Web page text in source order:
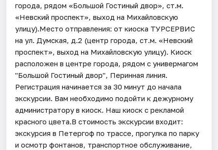
города, рядом «Большой Гостиный двор», ст.м.
«Невский проспект», выход на Михайловскую
улицу).Место отправления: от киоска ТУРСЕРВИС
на ул. Думская, д.2 (центр города, ст.м. «Невский
проспект», выход на Михайловскую улицу). Киоск
расположен в центре города, рядом с универмагом
"Большой Гостиный двор", Перинная линия.
Регистрация начинается за 30 минут до начала
экскурсии. Вам необходимо подойти к дежурному
администратору в киоск. Наш киоск с рекламой
красного цвета.В стоимость экскурсии входит:
экскурсия в Петергоф по трассе, прогулка по парку
и осмотр фонтанов, транспортное обслуживание,